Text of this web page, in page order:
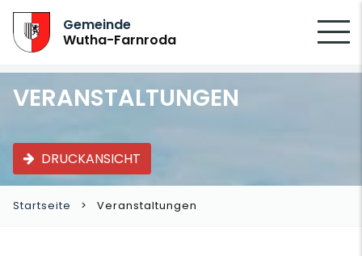
Gemeinde
Wutha-Farnroda
VERANSTALTUNGEN
DRUCKANSICHT
Startseite Veranstaltungen